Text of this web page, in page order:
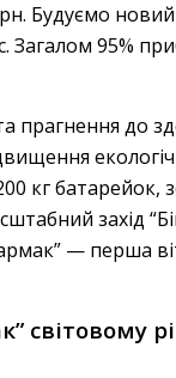
Будуємо
95%
прагнення до
кг
захід
— перша
світовому